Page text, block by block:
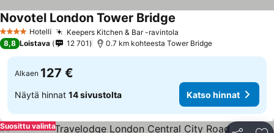
4 Tähtiluokitus
Hotelli Keepers Kitchen & Bar -ravintola
Novotel London Tower Bridge
8,8 Loistava 12 701 0.7 km kohteesta Tower Bridge
Alkaen 127 €
Näytä hinnat 14 sivustolta Katso hinnat
Suosittu valinta